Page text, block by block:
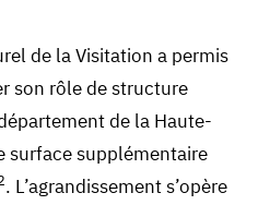
de la Visitation a permis
son rôle de structure
de la Haute-
surface supplémentaire
. L’agrandissement s’opère